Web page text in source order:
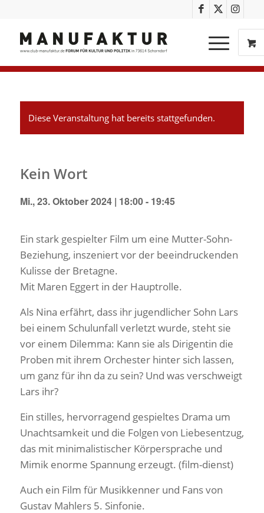
Diese Veranstaltung hat bereits stattgefunden.
Kein Wort
Mi., 23. Oktober 2024 | 18:00- 19:45
Ein stark gespielter Film um eine Mutter-Sohn-
Beziehung, inszeniert vor der beeindruckenden
Kulisse der Bretagne.
Mit Maren Eggert in der Hauptrolle.
Als Nina erfährt, dass ihr jugendlicher Sohn Lars
bei einem Schulunfall verletzt wurde, steht sie
vor einem Dilemma: Kann sie als Dirigentin die
Proben mit ihrem Orchester hinter sich lassen,
um ganz für ihn da zu sein? Und was verschweigt
Lars ihr?
Ein stilles, hervorragend gespieltes Drama um
Unachtsamkeit und die Folgen von Liebesentzug,
das mit minimalistischer Körpersprache und
Mimik enorme Spannung erzeugt. (film-dienst)
Auch ein Film für Musikkenner und Fans von
Gustav Mahlers 5. Sinfonie.